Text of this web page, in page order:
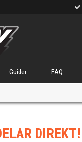
Guider FAQ
DIREKT!